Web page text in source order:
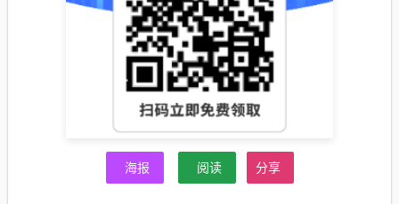
海报 阅读 分享